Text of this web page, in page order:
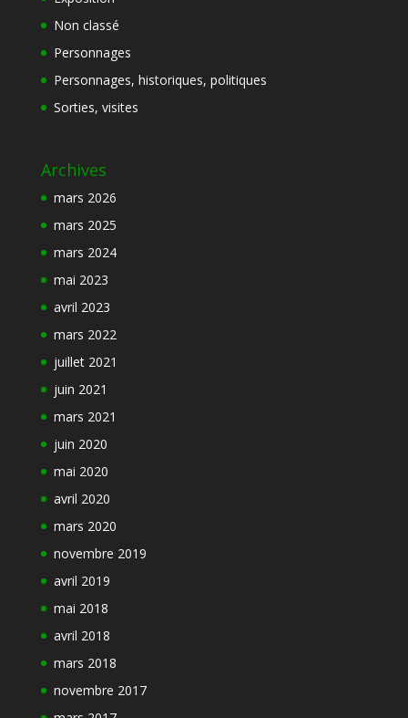
Non classé
Personnages
Personnages, historiques, politiques
Sorties, visites
Archives
mars 2026
mars 2025
mars 2024
mai 2023
avril 2023
mars 2022
juillet 2021
juin 2021
mars 2021
juin 2020
mai 2020
avril 2020
mars 2020
novembre 2019
avril 2019
mai 2018
avril 2018
mars 2018
novembre 2017